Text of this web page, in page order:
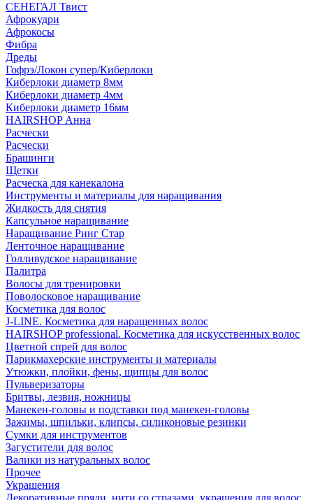
СЕНЕГАЛ Твист
Афрокудри
Афрокосы
Фибра
Дреды
Гофрэ/Локон супер/Киберлоки
Киберлоки диаметр 8мм
Киберлоки диаметр 4мм
Киберлоки диаметр 16мм
HAIRSHOP Анна
Расчески
Расчески
Брашинги
Щетки
Расческа для канекалона
Инструменты и материалы для наращивания
Жидкость для снятия
Капсульное наращивание
Наращивание Ринг Стар
Ленточное наращивание
Голливудское наращивание
Палитра
Волосы для тренировки
Поволосковое наращивание
Косметика для волос
J-LINE. Косметика для наращенных волос
HAIRSHOP professional. Косметика для искусственных волос
Цветной спрей для волос
Парикмахерские инструменты и материалы
Утюжки, плойки, фены, щипцы для волос
Пульверизаторы
Бритвы, лезвия, ножницы
Манекен-головы и подставки под манекен-головы
Зажимы, шпильки, клипсы, силиконовые резинки
Сумки для инструментов
Загустители для волос
Валики из натуральных волос
Прочее
Украшения
Декоративные пряди, нити со стразами, украшения для волос